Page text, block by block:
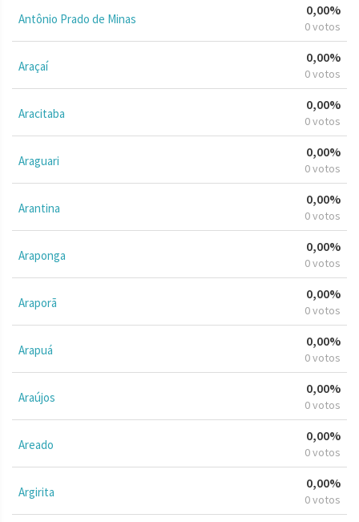
Antônio Prado de Minas
0,00%
0 votos
Araçaí
0,00%
0 votos
Aracitaba
0,00%
0 votos
Araguari
0,00%
0 votos
Arantina
0,00%
0 votos
Araponga
0,00%
0 votos
Araporã
0,00%
0 votos
Arapuá
0,00%
0 votos
Araújos
0,00%
0 votos
Areado
0,00%
0 votos
Argirita
0,00%
0 votos